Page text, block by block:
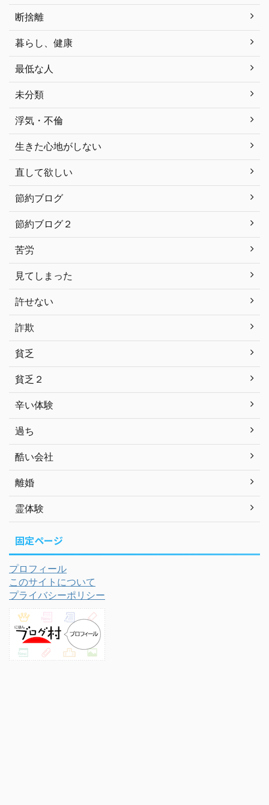
断捨離
暮らし、健康
最低な人
未分類
浮気・不倫
生きた心地がしない
直して欲しい
節約ブログ
節約ブログ２
苦労
見てしまった
許せない
詐欺
貧乏
貧乏２
辛い体験
過ち
酷い会社
離婚
霊体験
固定ページ
プロフィール
このサイトについて
プライバシーポリシー